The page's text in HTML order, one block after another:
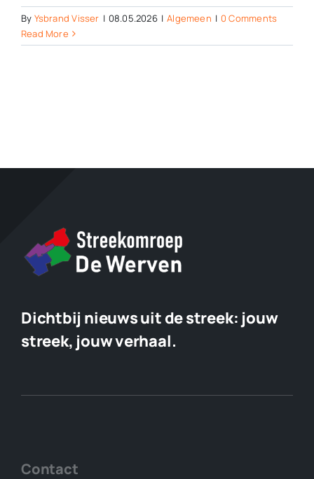
By Ysbrand Visser | 08.05.2026 | Algemeen | 0 Comments
Read More
Dichtbij nieuws uit de streek: jouw
streek, jouw verhaal.
Contact